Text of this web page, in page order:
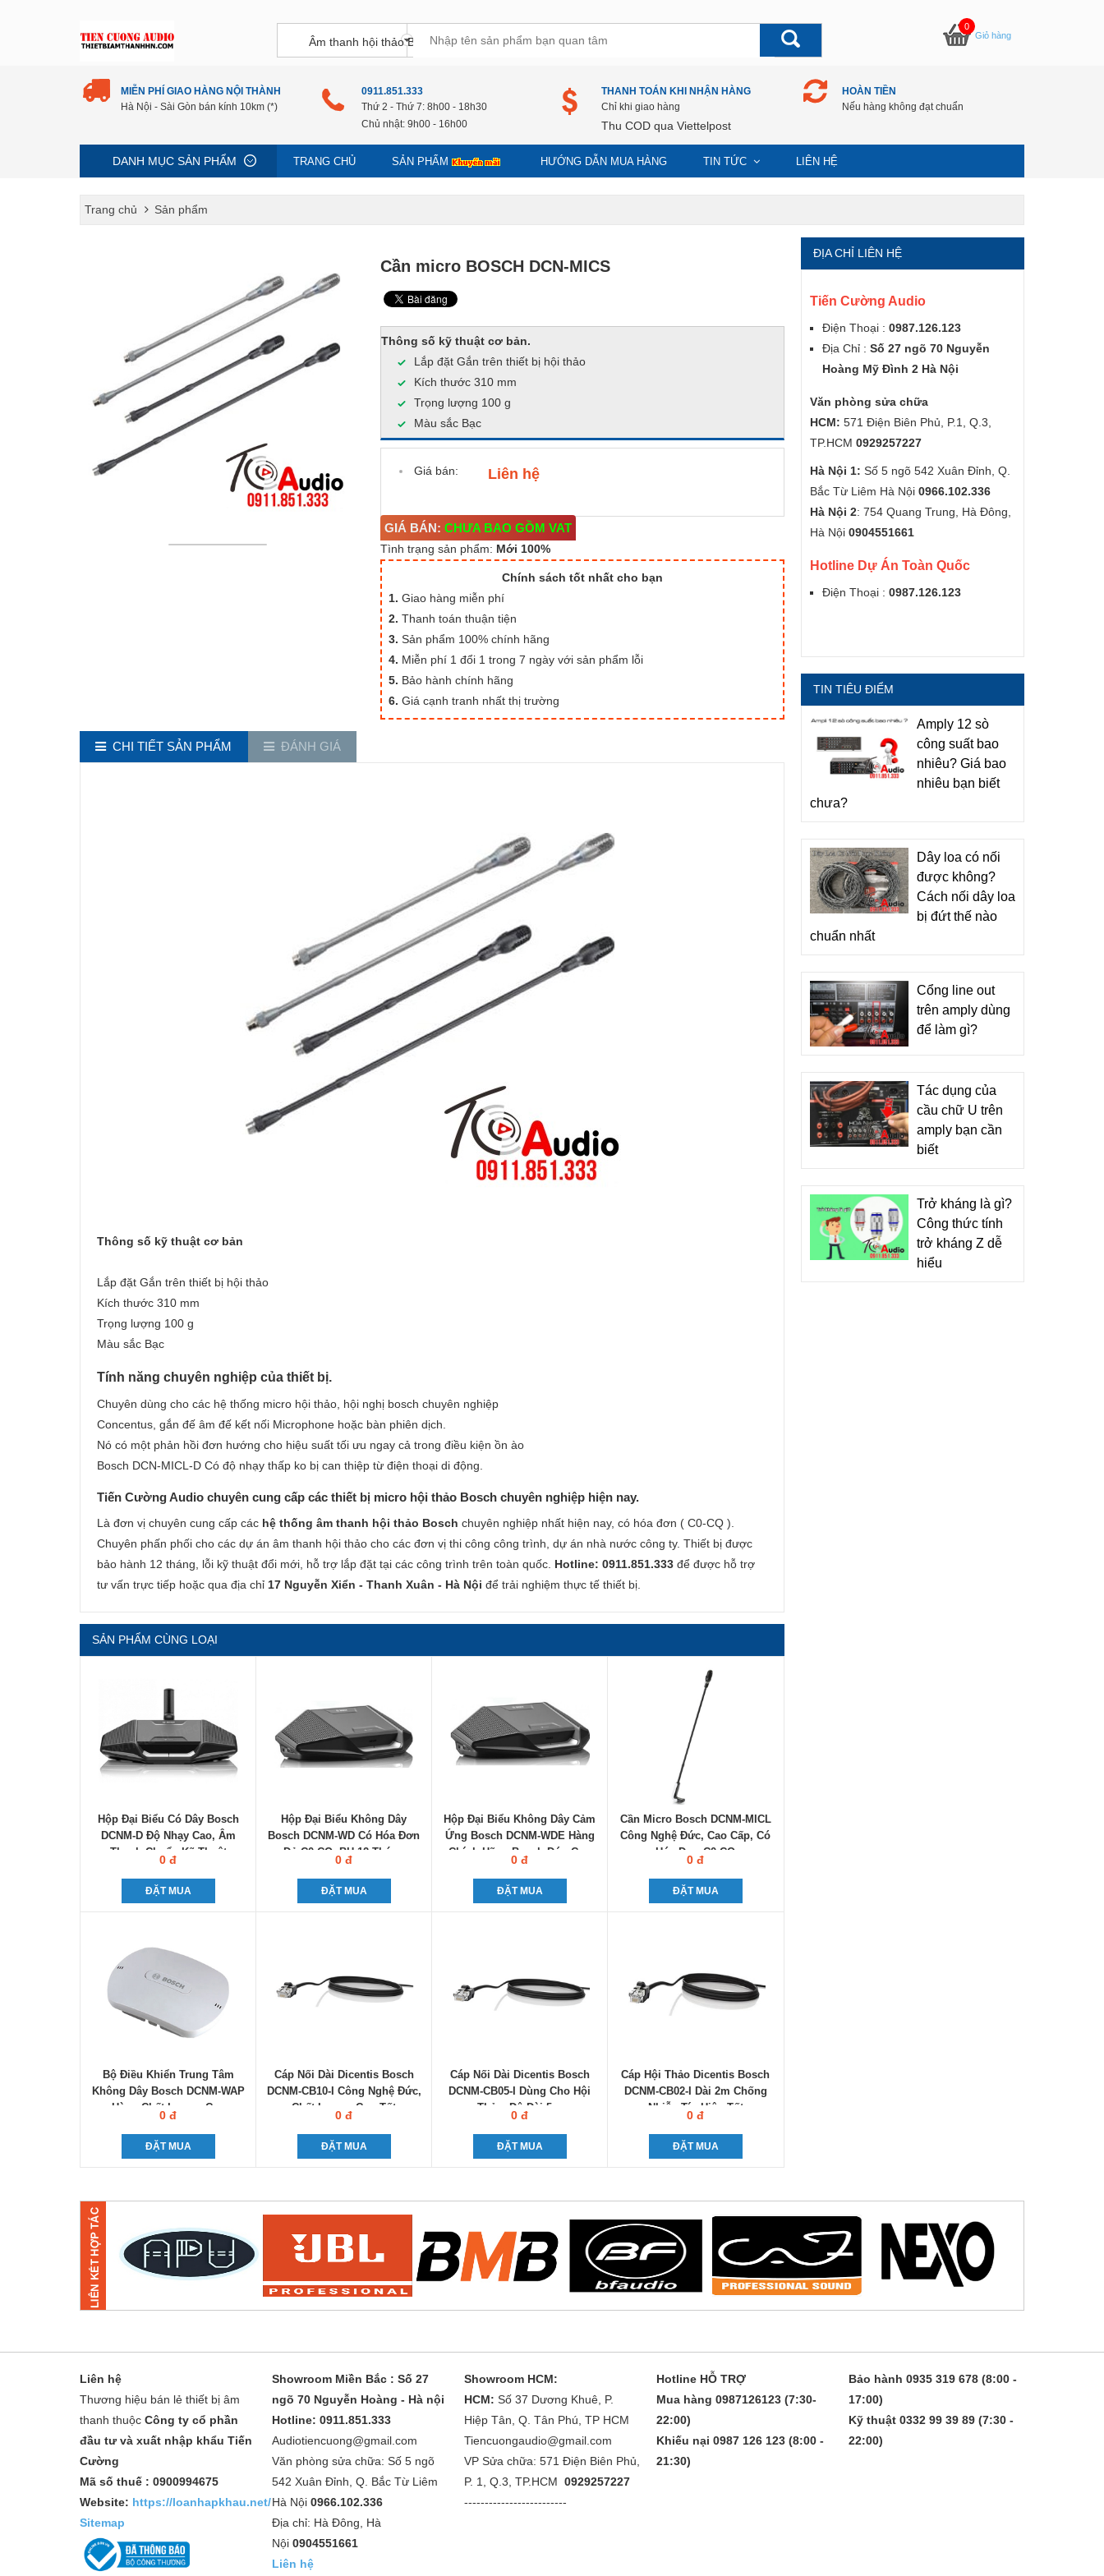
0
Giỏ hàng
MIỄN PHÍ GIAO HÀNG NỘI THÀNH
Hà Nội - Sài Gòn bán kính 10km (*)
0911.851.333
Thứ 2 - Thứ 7: 8h00 - 18h30
Chủ nhật: 9h00 - 16h00
THANH TOÁN KHI NHẬN HÀNG
Chỉ khi giao hàng
Thu COD qua Viettelpost
HOÀN TIỀN
Nếu hàng không đạt chuẩn
DANH MỤC SẢN PHẨM TRANG CHỦ SẢN PHẨM HƯỚNG DẪN MUA HÀNG TIN TỨC LIÊN HỆ
Trang chủ Sản phẩm
Cần micro BOSCH DCN-MICS
Thông số kỹ thuật cơ bản.
Lắp đặt Gắn trên thiết bị hội thảo
Kích thước 310 mm
Trọng lượng 100 g
Màu sắc Bạc
Giá bán: Liên hệ
GIÁ BÁN: CHƯA BAO GỒM VAT
Tình trạng sản phẩm: Mới 100%
Chính sách tốt nhất cho bạn
1. Giao hàng miễn phí
2. Thanh toán thuận tiện
3. Sản phẩm 100% chính hãng
4. Miễn phí 1 đổi 1 trong 7 ngày với sản phẩm lỗi
5. Bảo hành chính hãng
6. Giá cạnh tranh nhất thị trường
CHI TIẾT SẢN PHẨM ĐÁNH GIÁ
Thông số kỹ thuật cơ bản
Lắp đặt Gắn trên thiết bị hội thảo
Kích thước 310 mm
Trọng lượng 100 g
Màu sắc Bạc
Tính năng chuyên nghiệp của thiết bị.
Chuyên dùng cho các hệ thống micro hội thảo, hội nghị bosch chuyên nghiệp
Concentus, gắn đế âm đế kết nối Microphone hoặc bàn phiên dịch.
Nó có một phản hồi đơn hướng cho hiệu suất tối ưu ngay cả trong điều kiện ồn ào
Bosch DCN-MICL-D Có độ nhạy thấp ko bị can thiệp từ điện thoại di động.
Tiến Cường Audio chuyên cung cấp các thiết bị micro hội thảo Bosch chuyên nghiệp hiện nay.
Là đơn vị chuyên cung cấp các hệ thống âm thanh hội thảo Bosch chuyên nghiệp nhất hiện nay, có hóa đơn ( C0-CQ ).
Chuyên phấn phối cho các dự án âm thanh hội thảo cho các đơn vị thi công công trình, dự án nhà nước công ty. Thiết bị được
bảo hành 12 tháng, lỗi kỹ thuật đổi mới, hỗ trợ lắp đặt tại các công trình trên toàn quốc. Hotline: 0911.851.333 để được hỗ trợ
tư vấn trực tiếp hoặc qua địa chỉ 17 Nguyễn Xiển - Thanh Xuân - Hà Nội để trải nghiệm thực tế thiết bị.
SẢN PHẨM CÙNG LOẠI
Hộp Đại Biểu Có Dây Bosch
DCNM-D Độ Nhạy Cao, Âm
Thanh Chuẩn Kỹ Thuật
0 đ
ĐẶT MUA
Hộp Đại Biểu Không Dây
Bosch DCNM-WD Có Hóa Đơn
Đỏ C0-CQ, BH 12 Tháng
0 đ
ĐẶT MUA
Hộp Đại Biểu Không Dây Cảm
Ứng Bosch DCNM-WDE Hàng
Chính Hãng Bosch Đức Cao
Cấp
0 đ
ĐẶT MUA
Cần Micro Bosch DCNM-MICL
Công Nghệ Đức, Cao Cấp, Có
Hóa Đơn C0-CQ
0 đ
ĐẶT MUA
Bộ Điều Khiển Trung Tâm
Không Dây Bosch DCNM-WAP
Hàng Chất Lượng Cao
0 đ
ĐẶT MUA
Cáp Nối Dài Dicentis Bosch
DCNM-CB10-I Công Nghệ Đức,
Chất Lượng Cực Tốt
0 đ
ĐẶT MUA
Cáp Nối Dài Dicentis Bosch
DCNM-CB05-I Dùng Cho Hội
Thảo, Độ Dài 5m
0 đ
ĐẶT MUA
Cáp Hội Thảo Dicentis Bosch
DCNM-CB02-I Dài 2m Chống
Nhiễu Tín Hiệu Tốt
0 đ
ĐẶT MUA
ĐỊA CHỈ LIÊN HỆ
Tiến Cường Audio
Điện Thoại : 0987.126.123
Địa Chỉ : Số 27 ngõ 70 Nguyễn
Hoàng Mỹ Đình 2 Hà Nội
Văn phòng sửa chữa
HCM: 571 Điện Biên Phủ, P.1, Q.3,
TP.HCM 0929257227
Hà Nội 1: Số 5 ngõ 542 Xuân Đỉnh, Q.
Bắc Từ Liêm Hà Nội 0966.102.336
Hà Nội 2: 754 Quang Trung, Hà Đông,
Hà Nội 0904551661
Hotline Dự Án Toàn Quốc
Điện Thoại : 0987.126.123
TIN TIÊU ĐIỂM
Amply 12 sò
công suất bao
nhiêu? Giá bao
nhiêu bạn biết
chưa?
Dây loa có nối
được không?
Cách nối dây loa
bị đứt thế nào
chuẩn nhất
Cổng line out
trên amply dùng
để làm gì?
Tác dụng của
cầu chữ U trên
amply bạn cần
biết
Trở kháng là gì?
Công thức tính
trở kháng Z dễ
hiểu
Liên hệ
Thương hiệu bán lẻ thiết bị âm
thanh thuộc Công ty cổ phần
đầu tư và xuất nhập khẩu Tiến
Cường
Mã số thuế : 0900994675
Website: https://loanhapkhau.net/
Sitemap
Showroom Miền Bắc : Số 27
ngõ 70 Nguyễn Hoàng - Hà nội
Hotline: 0911.851.333
Audiotiencuong@gmail.com
Văn phòng sửa chữa: Số 5 ngõ
542 Xuân Đỉnh, Q. Bắc Từ Liêm
Hà Nội 0966.102.336
Địa chỉ: Hà Đông, Hà
Nội 0904551661
Liên hệ
Showroom HCM:
HCM: Số 37 Dương Khuê, P.
Hiệp Tân, Q. Tân Phú, TP HCM
Tiencuongaudio@gmail.com
VP Sửa chữa: 571 Điện Biên Phủ,
P. 1, Q.3, TP.HCM 0929257227
-------------------------
Hotline HỖ TRỢ
Mua hàng 0987126123 (7:30-
22:00)
Khiếu nại 0987 126 123 (8:00 -
21:30)
Bảo hành 0935 319 678 (8:00 -
17:00)
Kỹ thuật 0332 99 39 89 (7:30 -
22:00)